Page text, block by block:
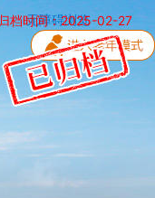
档时间：2025-02-27
无障碍浏览